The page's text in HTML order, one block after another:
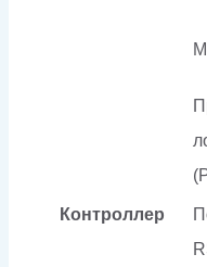
Контроллер